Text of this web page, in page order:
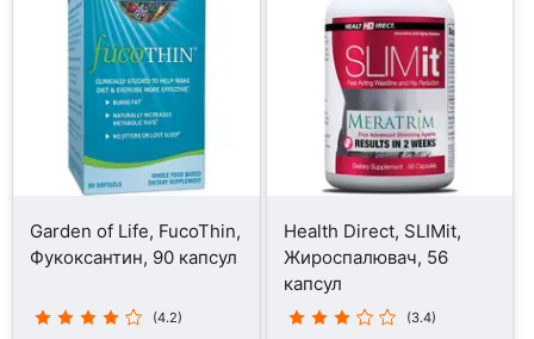
Garden of Life, FucoThin,
Фукоксантин, 90 капсул
(4.2)
Health Direct, SLIMit,
Жироспалювач, 56
капсул
(3.4)